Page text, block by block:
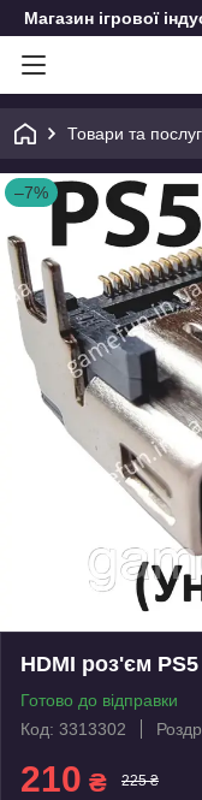
Магазин ігрової
Товари та
–7%
HDMI роз'єм
Готово до відправки
Код: 3313302
210 ₴ 225 ₴